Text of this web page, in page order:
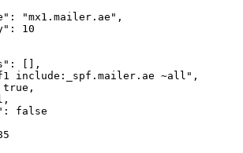
"mx1.mailer.ae",
10
[],
include:_spf.mailer.ae ~all",
false